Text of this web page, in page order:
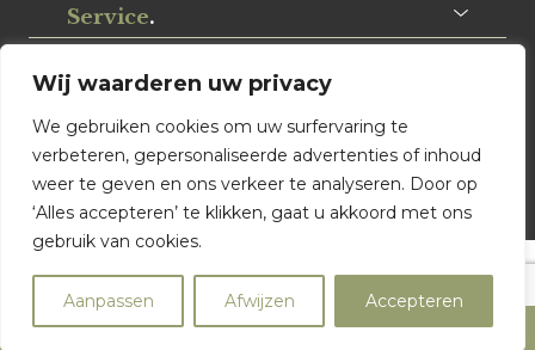
Wij waarderen uw privacy
We gebruiken cookies om uw surfervaring te
verbeteren, gepersonaliseerde advertenties of inhoud
weer te geven en ons verkeer te analyseren. Door op
‘Alles accepteren’ te klikken, gaat u akkoord met ons
gebruik van cookies.
Aanpassen Afwijzen Accepteren
Product filters
Service.
Volg ons
© Punte Juwelier Utrecht. Website ontwerp & realisatie:
Watch this Agency BV Almere